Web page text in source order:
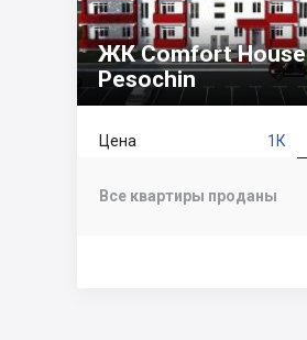
ЖК Comfort House
Pesochin
1К
Цена
Все квартиры проданы